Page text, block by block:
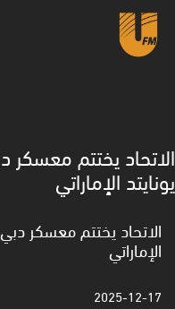
الاتحاد يختتم
يونايتد الإماراتي
الاتحاد يختتم معسكر
الإماراتي
2025-12-17